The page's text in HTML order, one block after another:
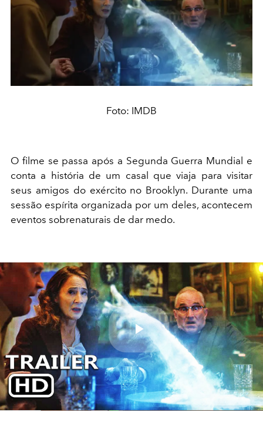
Foto: IMDB
O filme se passa após a Segunda Guerra Mundial e
conta a história de um casal que viaja para visitar
seus amigos do exército no Brooklyn. Durante uma
sessão espírita organizada por um deles, acontecem
eventos sobrenaturais de dar medo.
Play
Video